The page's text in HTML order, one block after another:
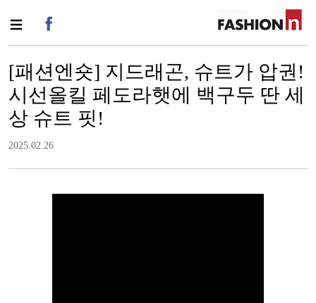
[패션엔숏] 지드래곤, 슈트가 압권!
시선올킬 페도라햇에 백구두 딴 세
상 슈트 핏!
2025.02.26